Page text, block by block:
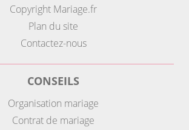
Copyright Mariage.fr
Plan du site
Contactez-nous
CONSEILS
Organisation mariage
Contrat de mariage